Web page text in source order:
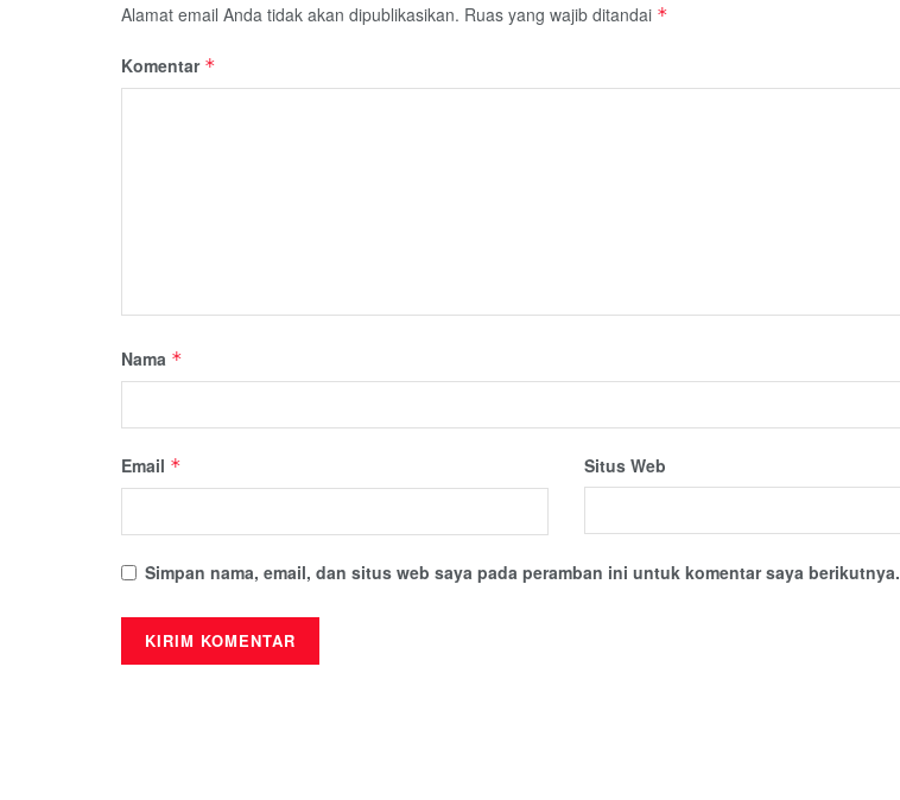
Alamat email Anda tidak akan dipublikasikan. Ruas yang wajib ditandai *
Komentar *
Nama *
Email * Situs Web
Simpan nama, email, dan situs web saya pada peramban ini untuk komentar saya berikutnya.